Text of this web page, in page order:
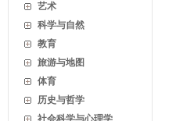
艺术
科学与自然
教育
旅游与地图
体育
历史与哲学
社会科学与心理学